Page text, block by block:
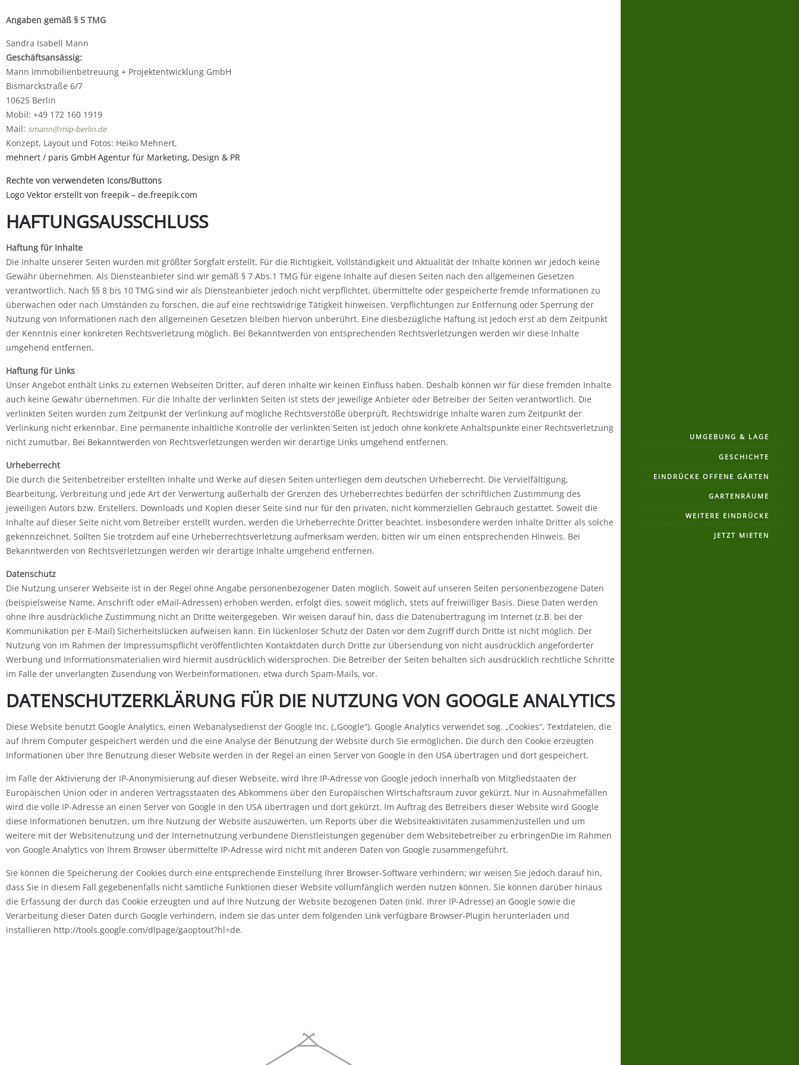
UMGEBUNG & LAGE
GESCHICHTE
EINDRÜCKE OFFENE GÄRTEN
GARTENRÄUME
WEITERE EINDRÜCKE
JETZT MIETEN
Angaben gemäß § 5 TMG
Sandra Isabell Mann
Geschäftsansässig:
Mann Immobilienbetreuung + Projektentwicklung GmbH
Bismarckstraße 6/7
10625 Berlin
Mobil: +49 172 160 1919
Mail: smann@mip-berlin.de
Konzept, Layout und Fotos: Heiko Mehnert,
mehnert / paris GmbH Agentur für Marketing, Design & PR
Rechte von verwendeten Icons/Buttons
Logo Vektor erstellt von freepik – de.freepik.com
HAFTUNGSAUSSCHLUSS
Haftung für Inhalte
Die Inhalte unserer Seiten wurden mit größter Sorgfalt erstellt. Für die Richtigkeit, Vollständigkeit und Aktualität der Inhalte können wir jedoch keine
Gewähr übernehmen. Als Diensteanbieter sind wir gemäß § 7 Abs.1 TMG für eigene Inhalte auf diesen Seiten nach den allgemeinen Gesetzen
verantwortlich. Nach §§ 8 bis 10 TMG sind wir als Diensteanbieter jedoch nicht verpflichtet, übermittelte oder gespeicherte fremde Informationen zu
überwachen oder nach Umständen zu forschen, die auf eine rechtswidrige Tätigkeit hinweisen. Verpflichtungen zur Entfernung oder Sperrung der
Nutzung von Informationen nach den allgemeinen Gesetzen bleiben hiervon unberührt. Eine diesbezügliche Haftung ist jedoch erst ab dem Zeitpunkt
der Kenntnis einer konkreten Rechtsverletzung möglich. Bei Bekanntwerden von entsprechenden Rechtsverletzungen werden wir diese Inhalte
umgehend entfernen.
Haftung für Links
Unser Angebot enthält Links zu externen Webseiten Dritter, auf deren Inhalte wir keinen Einfluss haben. Deshalb können wir für diese fremden Inhalte
auch keine Gewähr übernehmen. Für die Inhalte der verlinkten Seiten ist stets der jeweilige Anbieter oder Betreiber der Seiten verantwortlich. Die
verlinkten Seiten wurden zum Zeitpunkt der Verlinkung auf mögliche Rechtsverstöße überprüft. Rechtswidrige Inhalte waren zum Zeitpunkt der
Verlinkung nicht erkennbar. Eine permanente inhaltliche Kontrolle der verlinkten Seiten ist jedoch ohne konkrete Anhaltspunkte einer Rechtsverletzung
nicht zumutbar. Bei Bekanntwerden von Rechtsverletzungen werden wir derartige Links umgehend entfernen.
Urheberrecht
Die durch die Seitenbetreiber erstellten Inhalte und Werke auf diesen Seiten unterliegen dem deutschen Urheberrecht. Die Vervielfältigung,
Bearbeitung, Verbreitung und jede Art der Verwertung außerhalb der Grenzen des Urheberrechtes bedürfen der schriftlichen Zustimmung des
jeweiligen Autors bzw. Erstellers. Downloads und Kopien dieser Seite sind nur für den privaten, nicht kommerziellen Gebrauch gestattet. Soweit die
Inhalte auf dieser Seite nicht vom Betreiber erstellt wurden, werden die Urheberrechte Dritter beachtet. Insbesondere werden Inhalte Dritter als solche
gekennzeichnet. Sollten Sie trotzdem auf eine Urheberrechtsverletzung aufmerksam werden, bitten wir um einen entsprechenden Hinweis. Bei
Bekanntwerden von Rechtsverletzungen werden wir derartige Inhalte umgehend entfernen.
Datenschutz
Die Nutzung unserer Webseite ist in der Regel ohne Angabe personenbezogener Daten möglich. Soweit auf unseren Seiten personenbezogene Daten
(beispielsweise Name, Anschrift oder eMail-Adressen) erhoben werden, erfolgt dies, soweit möglich, stets auf freiwilliger Basis. Diese Daten werden
ohne Ihre ausdrückliche Zustimmung nicht an Dritte weitergegeben. Wir weisen darauf hin, dass die Datenübertragung im Internet (z.B. bei der
Kommunikation per E-Mail) Sicherheitslücken aufweisen kann. Ein lückenloser Schutz der Daten vor dem Zugriff durch Dritte ist nicht möglich. Der
Nutzung von im Rahmen der Impressumspflicht veröffentlichten Kontaktdaten durch Dritte zur Übersendung von nicht ausdrücklich angeforderter
Werbung und Informationsmaterialien wird hiermit ausdrücklich widersprochen. Die Betreiber der Seiten behalten sich ausdrücklich rechtliche Schritte
im Falle der unverlangten Zusendung von Werbeinformationen, etwa durch Spam-Mails, vor.
DATENSCHUTZERKLÄRUNG FÜR DIE NUTZUNG VON GOOGLE ANALYTICS
Diese Website benutzt Google Analytics, einen Webanalysedienst der Google Inc. („Google“). Google Analytics verwendet sog. „Cookies“, Textdateien, die
auf Ihrem Computer gespeichert werden und die eine Analyse der Benutzung der Website durch Sie ermöglichen. Die durch den Cookie erzeugten
Informationen über Ihre Benutzung dieser Website werden in der Regel an einen Server von Google in den USA übertragen und dort gespeichert.
Im Falle der Aktivierung der IP-Anonymisierung auf dieser Webseite, wird Ihre IP-Adresse von Google jedoch innerhalb von Mitgliedstaaten der
Europäischen Union oder in anderen Vertragsstaaten des Abkommens über den Europäischen Wirtschaftsraum zuvor gekürzt. Nur in Ausnahmefällen
wird die volle IP-Adresse an einen Server von Google in den USA übertragen und dort gekürzt. Im Auftrag des Betreibers dieser Website wird Google
diese Informationen benutzen, um Ihre Nutzung der Website auszuwerten, um Reports über die Websiteaktivitäten zusammenzustellen und um
weitere mit der Websitenutzung und der Internetnutzung verbundene Dienstleistungen gegenüber dem Websitebetreiber zu erbringenDie im Rahmen
von Google Analytics von Ihrem Browser übermittelte IP-Adresse wird nicht mit anderen Daten von Google zusammengeführt.
Sie können die Speicherung der Cookies durch eine entsprechende Einstellung Ihrer Browser-Software verhindern; wir weisen Sie jedoch darauf hin,
dass Sie in diesem Fall gegebenenfalls nicht sämtliche Funktionen dieser Website vollumfänglich werden nutzen können. Sie können darüber hinaus
die Erfassung der durch das Cookie erzeugten und auf Ihre Nutzung der Website bezogenen Daten (inkl. Ihrer IP-Adresse) an Google sowie die
Verarbeitung dieser Daten durch Google verhindern, indem sie das unter dem folgenden Link verfügbare Browser-Plugin herunterladen und
installieren http://tools.google.com/dlpage/gaoptout?hl=de.